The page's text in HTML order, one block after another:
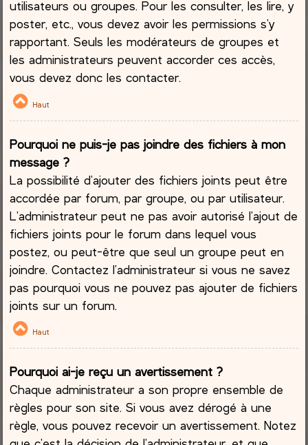
utilisateurs ou groupes. Pour les consulter, les lire, y
poster, etc., vous devez avoir les permissions s’y
rapportant. Seuls les modérateurs de groupes et
les administrateurs peuvent accorder ces accès,
vous devez donc les contacter.
Haut
Pourquoi ne puis-je pas joindre des fichiers à mon
message ?
La possibilité d’ajouter des fichiers joints peut être
accordée par forum, par groupe, ou par utilisateur.
L’administrateur peut ne pas avoir autorisé l’ajout de
fichiers joints pour le forum dans lequel vous
postez, ou peut-être que seul un groupe peut en
joindre. Contactez l’administrateur si vous ne savez
pas pourquoi vous ne pouvez pas ajouter de fichiers
joints sur un forum.
Haut
Pourquoi ai-je reçu un avertissement ?
Chaque administrateur a son propre ensemble de
règles pour son site. Si vous avez dérogé à une
règle, vous pouvez recevoir un avertissement. Notez